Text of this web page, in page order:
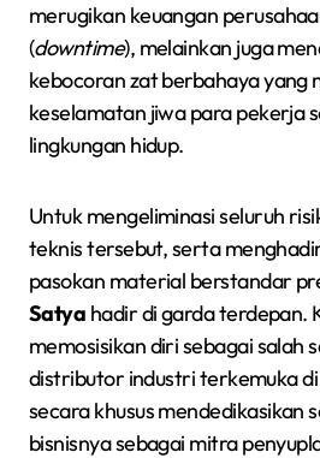
merugikan keuangan
(downtime), melainkan juga
kebocoran zat berbahaya yang
keselamatan jiwa para pekerja
lingkungan hidup.
Untuk mengeliminasi seluruh
teknis tersebut, serta
pasokan material berstandar
Satya hadir di garda terdepan.
memosisikan diri sebagai salah
distributor industri terkemuka
secara khusus mendedikasikan
bisnisnya sebagai mitra